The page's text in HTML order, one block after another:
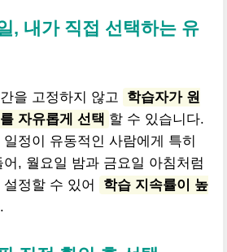
, 내가 직접 선택하는 유
을 고정하지 않고
학습자가 원
자유롭게 선택 할 수 있습니다.
정이 유동적인 사람에게 특히
, 월요일 밤과 금요일 아침처럼
정할 수 있어
학습 지속률이 높